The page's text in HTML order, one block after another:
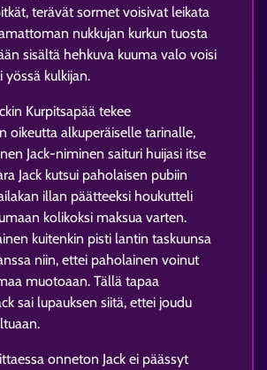
terävät sormet voisivat leikata
nukkujan kurkun tuosta
sisältä hehkuva kuuma valo voisi
yössä kulkijan.
Kurpitsapää tekee
oikeutta alkuperäiselle tarinalle,
Jack-niminen saituri huijasi itse
Jack kutsui paholaisen pubiin
illan päätteeksi houkutteli
kolikoksi maksua varten.
kuitenkin pisti lantin taskuunsa
niin, ettei paholainen voinut
muotoaan. Tällä tapaa
sai lupauksen siitä, ettei joudu
onneton Jack ei päässyt